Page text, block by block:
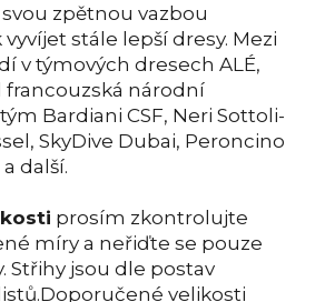
zpětnou vazbou
stále lepší dresy. Mezi
v týmových dresech ALÉ,
národní
Bardiani CSF, Neri Sottoli-
SkyDive Dubai, Peroncino
další.
prosím zkontrolujte
míry a neřiďte se pouze
Střihy jsou dle postav
velikosti